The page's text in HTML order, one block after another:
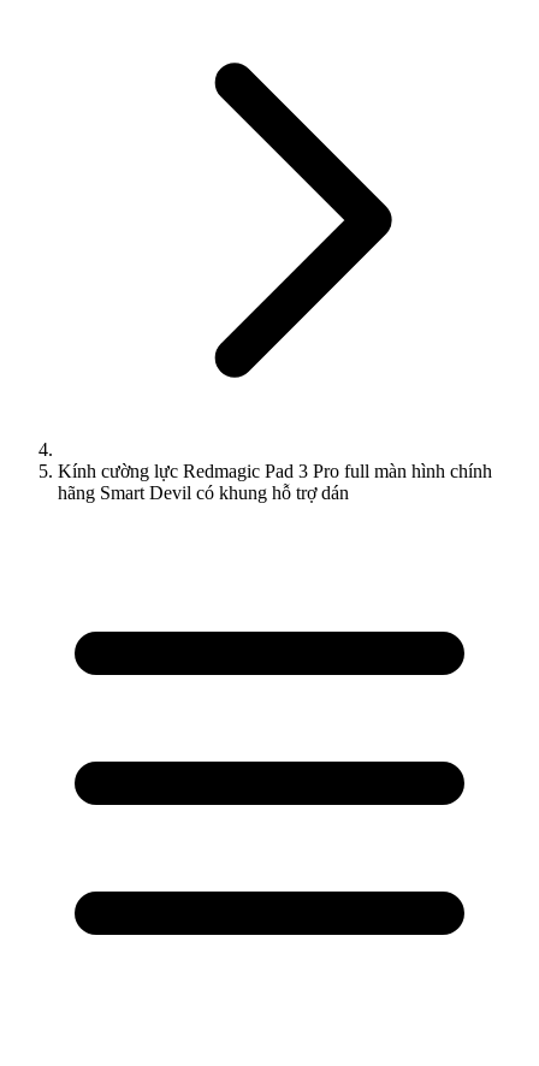
Kính cường lực Redmagic Pad 3 Pro full màn hình chính
hãng Smart Devil có khung hỗ trợ dán